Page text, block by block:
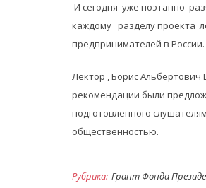
И сегодня уже поэтапно
каждому разделу проекта
предпринимателей в России.
Лектор , Борис
рекомендации были
подготовленного
общественностью.
Рубрика: Грант Фонда